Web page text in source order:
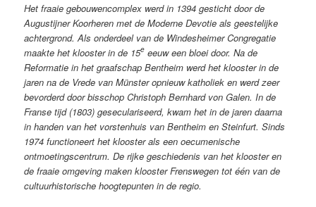
Het fraaie gebouwencomplex werd in 1394 gesticht door de
Augustijner Koorheren met de Moderne Devotie als geestelijke
achtergrond. Als onderdeel van de Windesheimer Congregatie
maakte het klooster in de 15e eeuw een bloei door. Na de
Reformatie in het graafschap Bentheim werd het klooster in de
jaren na de Vrede van Münster opnieuw katholiek en werd zeer
bevorderd door bisschop Christoph Bernhard von Galen. In de
Franse tijd (1803) geseculariseerd, kwam het in de jaren daarna
in handen van het vorstenhuis van Bentheim en Steinfurt. Sinds
1974 functioneert het klooster als een oecumenische
ontmoetingscentrum. De rijke geschiedenis van het klooster en
de fraaie omgeving maken klooster Frenswegen tot één van de
cultuurhistorische hoogtepunten in de regio.